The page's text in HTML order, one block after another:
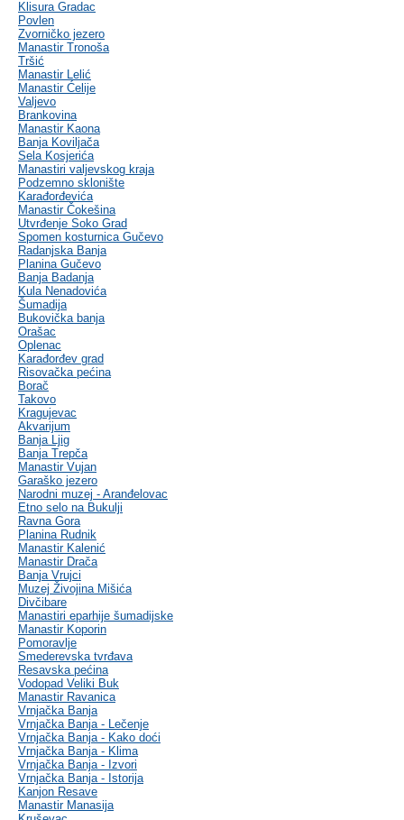
Klisura Gradac
Povlen
Zvorničko jezero
Manastir Tronoša
Tršić
Manastir Lelić
Manastir Ćelije
Valjevo
Brankovina
Manastir Kaona
Banja Koviljača
Sela Kosjerića
Manastiri valjevskog kraja
Podzemno sklonište
Karađorđevića
Manastir Čokešina
Utvrđenje Soko Grad
Spomen kosturnica Gučevo
Radanjska Banja
Planina Gučevo
Banja Badanja
Kula Nenadovića
Šumadija
Bukovička banja
Orašac
Oplenac
Karađorđev grad
Risovačka pećina
Borač
Takovo
Kragujevac
Akvarijum
Banja Ljig
Banja Trepča
Manastir Vujan
Garaško jezero
Narodni muzej - Aranđelovac
Etno selo na Bukulji
Ravna Gora
Planina Rudnik
Manastir Kalenić
Manastir Drača
Banja Vrujci
Muzej Živojina Mišića
Divčibare
Manastiri eparhije šumadijske
Manastir Koporin
Pomoravlje
Smederevska tvrđava
Resavska pećina
Vodopad Veliki Buk
Manastir Ravanica
Vrnjačka Banja
Vrnjačka Banja - Lečenje
Vrnjačka Banja - Kako doći
Vrnjačka Banja - Klima
Vrnjačka Banja - Izvori
Vrnjačka Banja - Istorija
Kanjon Resave
Manastir Manasija